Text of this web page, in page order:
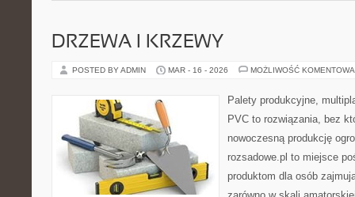
DRZEWA I KRZEWY
POSTED BY ADMIN MAR - 16 - 2026 MOŻLIWOŚĆ
Palety produkcyjne,
PVC to rozwiązania, bez
nowoczesną produkcję
rozsadowe.pl to miejsce
produktom dla osób